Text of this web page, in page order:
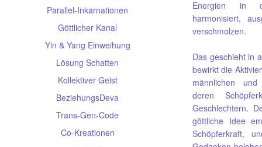
Parallel-Inkarnationen
Göttlicher Kanal
Yin & Yang Einweihung
Lösung Schatten
Kollektiver Geist
BeziehungsDeva
Trans-Gen-Code
Co-Kreationen
Energien in
harmonisiert,
verschmolzen.
Das geschieht in
bewirkt die
männlichen
deren
Geschlechtern.
göttliche Idee
Schöpferkraft,